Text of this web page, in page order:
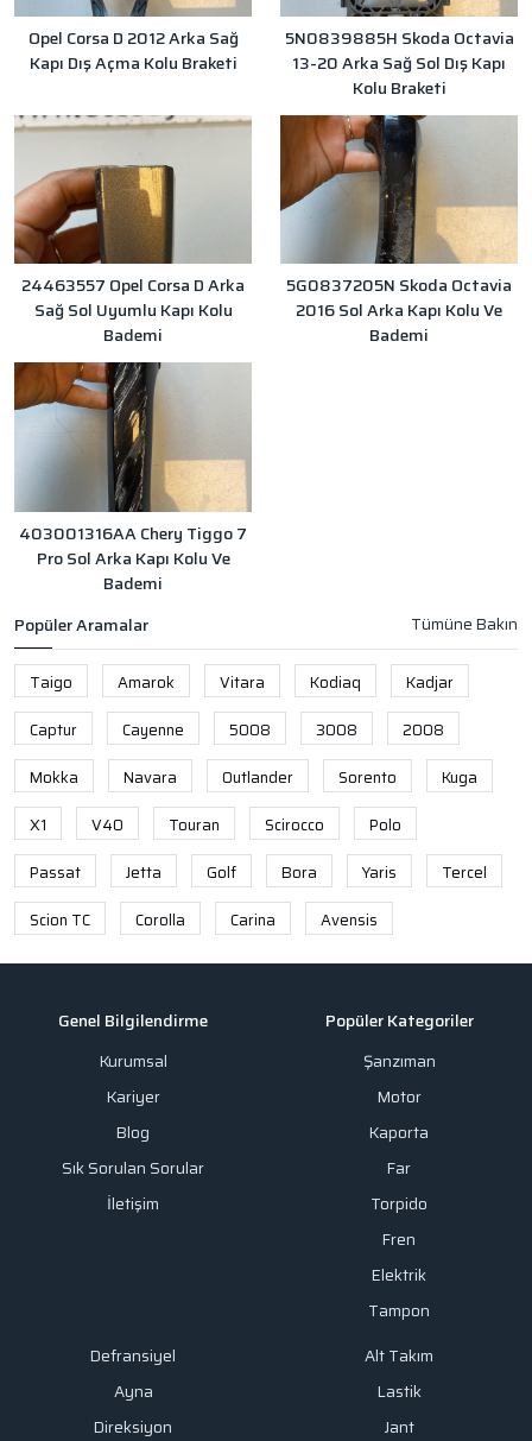
Opel Corsa D 2012 Arka Sağ
Kapı Dış Açma Kolu Braketi
5N0839885H Skoda Octavia
13-20 Arka Sağ Sol Dış Kapı
Kolu Braketi
24463557 Opel Corsa D Arka
Sağ Sol Uyumlu Kapı Kolu
Bademi
5G0837205N Skoda Octavia
2016 Sol Arka Kapı Kolu Ve
Bademi
403001316AA Chery Tiggo 7
Pro Sol Arka Kapı Kolu Ve
Bademi
Popüler Aramalar
Taigo Amarok Vitara Kodiaq
Kadjar
Captur
Cayenne 5008 3008
2008
Mokka
Navara Outlander Sorento
Kuga
X1
V40 Touran Scirocco
Polo
Passat
Jetta Golf Bora Yaris
Tercel
Scion TC
Corolla Carina Avensis
Genel Bilgilendirme
Kurumsal
Kariyer
Blog
Sık Sorulan Sorular
İletişim
Popüler Kategoriler
Şanzıman
Motor
Kaporta
Far
Torpido
Fren
Elektrik
Tampon
Defransiyel
Ayna
Direksiyon
Alt Takım
Lastik
Jant